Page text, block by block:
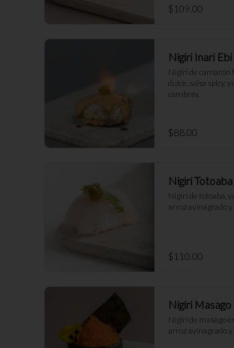
$109.00
Nigiri Inari Ebi
Nigiri de camarón
dulce, salsa spicy,
cambray.
$88.00
Nigiri
Nigiri de totoaba,
arroz avinagrado y
$110.00
Nigiri Masago
Nigiri de masago
arroz avinagrado y